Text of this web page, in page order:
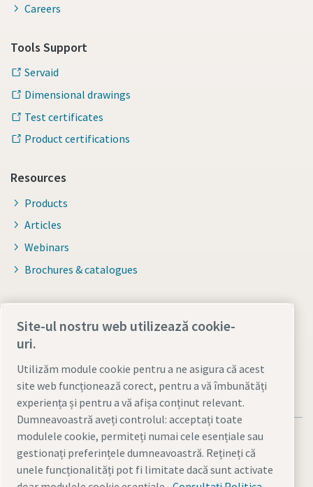
Careers
Tools Support
Servaid
Dimensional drawings
Test certificates
Product certifications
Resources
Products
Articles
Webinars
Brochures & catalogues
For distributors
Smart Portal
Site-ul nostru web utilizează cookie-
uri.
Utilizăm module cookie pentru a ne asigura că acest
site web funcționează corect, pentru a vă îmbunătăți
experiența și pentru a vă afișa conținut relevant.
Dumneavoastră aveți controlul: acceptați toate
modulele cookie, permiteți numai cele esențiale sau
gestionați preferințele dumneavoastră. Rețineți că
unele funcționalități pot fi limitate dacă sunt activate